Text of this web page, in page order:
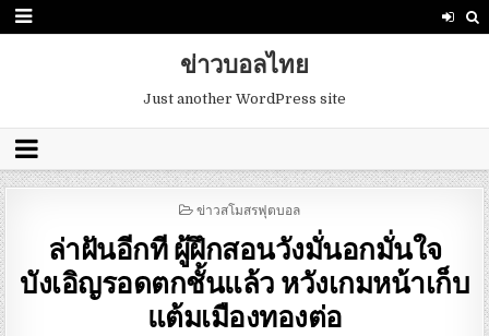
ข่าวบอลไทย
Just another WordPress site
POSTED
ข่าวสโมสรฟุตบอล
ล่าฝันอีกที ผู้ฝึกสอนวังมั่นอกมั่นใจ
บังเอิญรอดตกชั้นแล้ว หวังเกมหน้าเก็บ
แต้มเมืองทองต่อ